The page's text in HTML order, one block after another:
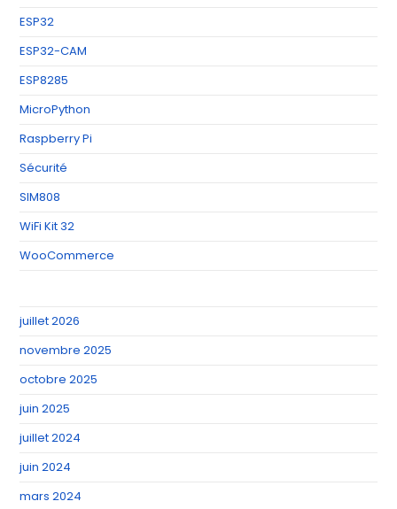
ESP32
ESP32-CAM
ESP8285
MicroPython
Raspberry Pi
Sécurité
SIM808
WiFi Kit 32
WooCommerce
juillet 2026
novembre 2025
octobre 2025
juin 2025
juillet 2024
juin 2024
mars 2024